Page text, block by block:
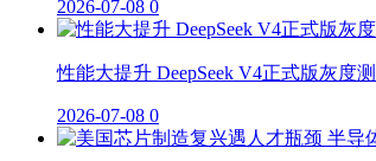
2026-07-08 0
性能大提升 DeepSeek V4正式版灰度
2026-07-08 0